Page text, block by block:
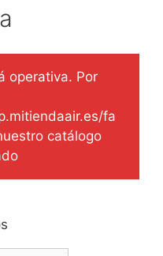
operativa. Por
fa
catálogo